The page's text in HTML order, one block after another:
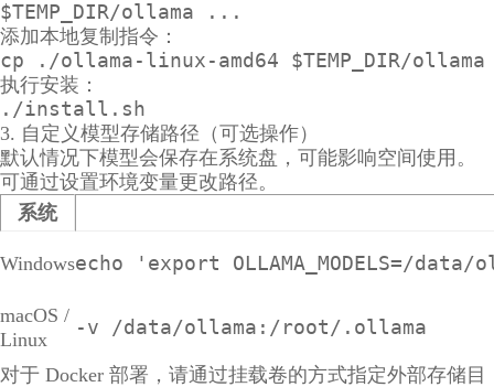
$TEMP_DIR/ollama ...
添加本地复制指令：
cp ./ollama-linux-amd64 $TEMP_DIR/ollama
执行安装：
./install.sh
3. 自定义模型存储路径（可选操作）
默认情况下模型会保存在系统盘，可能影响空间使用。
可通过设置环境变量更改路径。
系统
Windowsecho 'export OLLAMA_MODELS=/
macOS /
Linux
-v /data/ollama:/root/.ollama
对于 Docker 部署，请通过挂载卷的方式指定外部存储目